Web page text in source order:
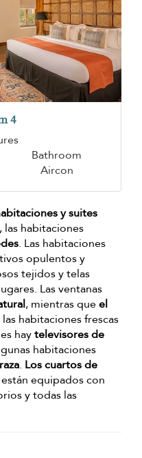
4
Bathroom
Aircon
y suites
las habitaciones
. Las habitaciones
opulentos y
tejidos y telas
Las ventanas
, mientras queel
habitaciones frescas
haytelevisores de
habitaciones
. Los cuartos de
están equipados con
y todas las